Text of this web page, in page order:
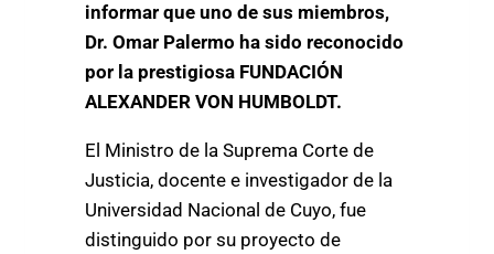
informar que uno de sus miembros,
Dr. Omar Palermo ha sido reconocido
por la prestigiosa FUNDACIÓN
ALEXANDER VON HUMBOLDT.
El Ministro de la Suprema Corte de
Justicia, docente e investigador de la
Universidad Nacional de Cuyo, fue
distinguido por su proyecto de